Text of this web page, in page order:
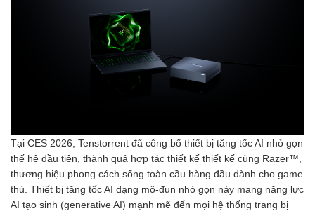
Tại CES 2026, Tenstorrent đã công bố thiết bị tăng tốc AI nhỏ gọn
thế hệ đầu tiên, thành quả hợp tác thiết kế thiết kế cùng Razer™,
thương hiệu phong cách sống toàn cầu hàng đầu dành cho game
thủ. Thiết bị tăng tốc AI dạng mô-đun nhỏ gọn này mang năng lực
AI tạo sinh (generative AI) mạnh mẽ đến mọi hệ thống trang bị